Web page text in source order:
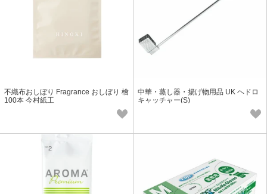
不織布おしぼり Fragrance おしぼり 檜
100本 今村紙工
中華・蒸し器・揚げ物用品 UK ヘドロ
キャッチャー(S)